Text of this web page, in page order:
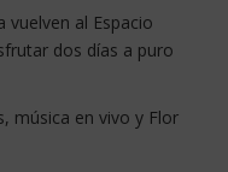
al Espacio
dos días a puro
música en vivo y Flor